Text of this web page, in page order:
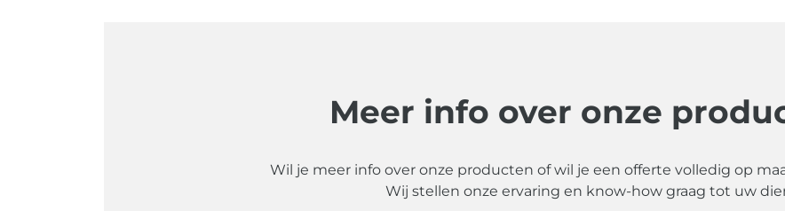
Meer info over onze
Wil je meer info over onze producten of wil je een offerte volledig op
Wij stellen onze ervaring en know-how graag tot uw